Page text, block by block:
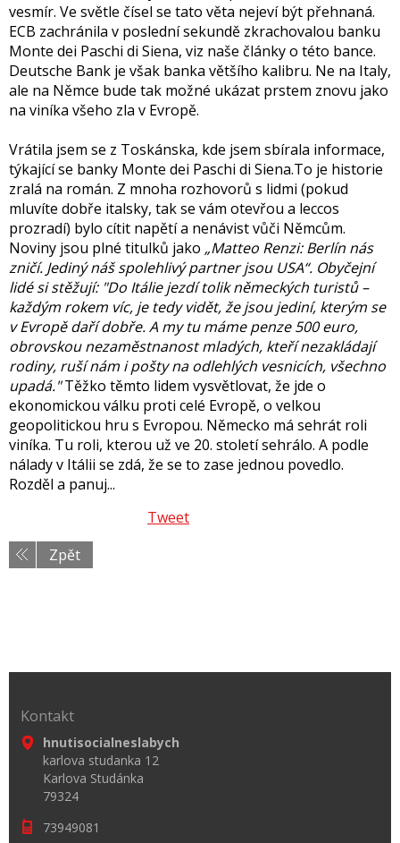
vesmír. Ve světle čísel se tato věta nejeví být přehnaná.
ECB zachránila v poslední sekundě zkrachovalou banku
Monte dei Paschi di Siena, viz naše články o této bance.
Deutsche Bank je však banka většího kalibru. Ne na Italy,
ale na Němce bude tak možné ukázat prstem znovu jako
na viníka všeho zla v Evropě.
Vrátila jsem se z Toskánska, kde jsem sbírala informace,
týkající se banky Monte dei Paschi di Siena.To je historie
zralá na román. Z mnoha rozhovorů s lidmi (pokud
mluvíte dobře italsky, tak se vám otevřou a leccos
prozradí) bylo cítit napětí a nenávist vůči Němcům.
Noviny jsou plné titulků jako „Matteo Renzi: Berlín nás
zničí. Jediný náš spolehlivý partner jsou USA“. Obyčejní
lidé si stěžují: "Do Itálie jezdí tolik německých turistů –
každým rokem víc, je tedy vidět, že jsou jediní, kterým se
v Evropě daří dobře. A my tu máme penze 500 euro,
obrovskou nezaměstnanost mladých, kteří nezakládají
rodiny, ruší nám i pošty na odlehlých vesnicích, všechno
upadá."Těžko těmto lidem vysvětlovat, že jde o
ekonomickou válku proti celé Evropě, o velkou
geopolitickou hru s Evropou. Německo má sehrát roli
viníka. Tu roli, kterou už ve 20. století sehrálo. A podle
nálady v Itálii se zdá, že se to zase jednou povedlo.
Rozděl a panuj...
Tweet
Zpět
Kontakt
hnutisocialneslabych
karlova studanka 12
Karlova Studánka
79324
73949081